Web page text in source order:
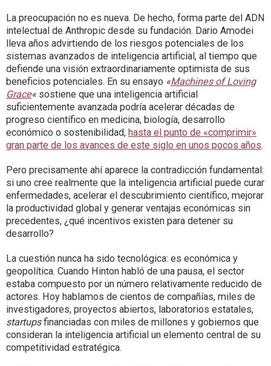
La preocupación no es nueva. De hecho, forma parte del ADN
intelectual de Anthropic desde su fundación. Dario Amodei
lleva años advirtiendo de los riesgos potenciales de los
sistemas avanzados de inteligencia artificial, al tiempo que
defiende una visión extraordinariamente optimista de sus
beneficios potenciales. En su ensayo «Machines of Loving
Grace«sostiene que una inteligencia artificial
suficientemente avanzada podría acelerar décadas de
progreso científico en medicina, biología, desarrollo
económico o sostenibilidad, hasta el punto de «comprimir»
gran parte de los avances de este siglo en unos pocos años.
Pero precisamente ahí aparece la contradicción fundamental:
si uno cree realmente que la inteligencia artificial puede curar
enfermedades, acelerar el descubrimiento científico, mejorar
la productividad global y generar ventajas económicas sin
precedentes, ¿qué incentivos existen para detener su
desarrollo?
La cuestión nunca ha sido tecnológica: es económica y
geopolítica. Cuando Hinton habló de una pausa, el sector
estaba compuesto por un número relativamente reducido de
actores. Hoy hablamos de cientos de compañías, miles de
investigadores, proyectos abiertos, laboratorios estatales,
startupsfinanciadas con miles de millones y gobiernos que
consideran la inteligencia artificial un elemento central de su
competitividad estratégica.